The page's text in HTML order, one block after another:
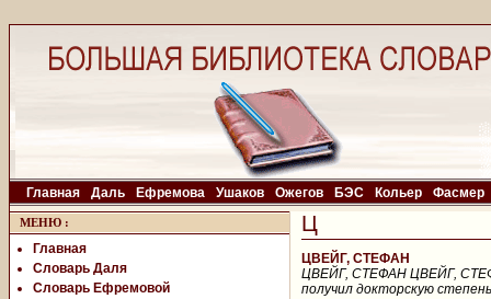
Главная Даль Ефремова Ушаков Ожегов БЭС Кольер Фасмер
МЕНЮ :
Главная
Словарь Даля
Словарь Ефремовой
Ц
ЦВЕЙГ, СТЕФАН
ЦВЕЙГ, СТЕФАН ЦВЕЙГ,
получил докторскую